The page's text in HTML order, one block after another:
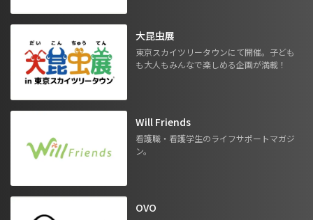
大昆虫展
東京スカイツリータウンにて開催。子ども
も大人もみんなで楽しめる企画が満載！
Will Friends
看護職・看護学生のライフサポートマガジ
ン。
OVO